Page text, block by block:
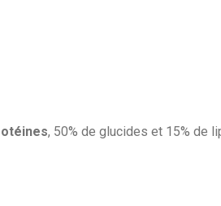
, 50% de glucides et 15% de